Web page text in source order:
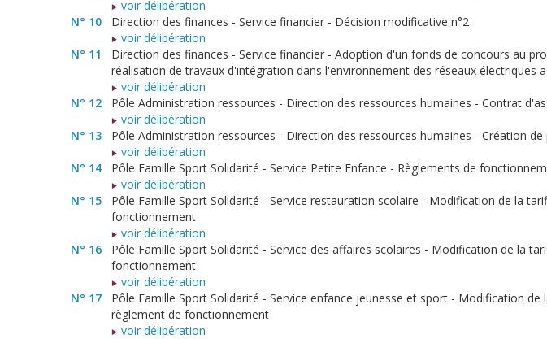
voir délibération
N° 10
Direction des finances - Service financier - Décision modificative n°2
voir délibération
N° 11
Direction des finances - Service financier - Adoption d'un fonds de concours au
réalisation de travaux d'intégration dans l'environnement des réseaux électriques
voir délibération
N° 12
Pôle Administration ressources - Direction des ressources humaines - Contrat
voir délibération
N° 13
Pôle Administration ressources - Direction des ressources humaines - Création de
voir délibération
N° 14
Pôle Famille Sport Solidarité - Service Petite Enfance - Règlements de
voir délibération
N° 15
Pôle Famille Sport Solidarité - Service restauration scolaire - Modification de la
fonctionnement
voir délibération
N° 16
Pôle Famille Sport Solidarité - Service des affaires scolaires - Modification de la
fonctionnement
voir délibération
N° 17
Pôle Famille Sport Solidarité - Service enfance jeunesse et sport - Modification
règlement de fonctionnement
voir délibération